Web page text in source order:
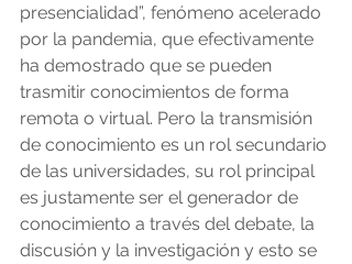
presencialidad”, fenómeno acelerado
por la pandemia, que efectivamente
ha demostrado que se pueden
trasmitir conocimientos de forma
remota o virtual. Pero la transmisión
de conocimiento es un rol secundario
de las universidades, su rol principal
es justamente ser el generador de
conocimiento a través del debate, la
discusión y la investigación y esto se